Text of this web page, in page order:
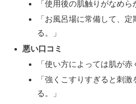
「使用後の肌触りがなめら
「お風呂場に常備して、
る。」
悪い口コミ
「使い方によっては肌が赤
「強くこすりすぎると刺
る。」